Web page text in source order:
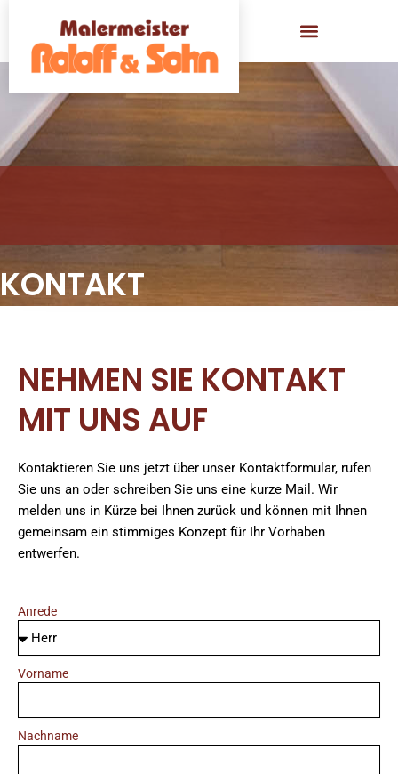
springen
KONTAKT
NEHMEN SIE KONTAKT
MIT UNS AUF
Kontaktieren Sie uns jetzt über unser Kontaktformular, rufen
Sie uns an oder schreiben Sie uns eine kurze Mail. Wir
melden uns in Kürze bei Ihnen zurück und können mit Ihnen
gemeinsam ein stimmiges Konzept für Ihr Vorhaben
entwerfen.
Anrede
Vorname
Nachname